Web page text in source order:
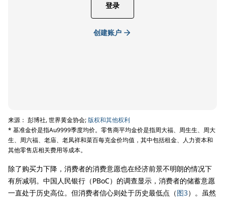
登录
创建账户
来源： 彭博社, 世界黄金协会;版权和其他权利
* 基准金价是指Au9999季度均价。零售商平均金价是指周大福、周生生、周大
生、周六福、老庙、老凤祥和菜百每克金价均值，其中包括租金、人力资本和
其他零售店相关费用等成本。
除了购买力下降，消费者的消费意愿也在经济前景不明朗的情况下
有所减弱。中国人民银行（PBoC）的调查显示，消费者的储蓄意愿
一直处于历史高位。但消费者信心则处于历史最低点（图3）。虽然